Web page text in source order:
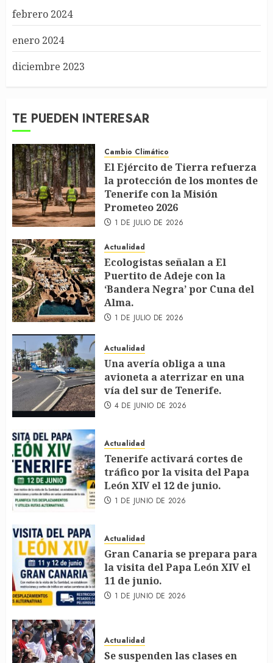
febrero 2024
enero 2024
diciembre 2023
TE PUEDEN INTERESAR
Cambio Climático
El Ejército de Tierra refuerza
la protección de los montes de
Tenerife con la Misión
Prometeo 2026
1 DE JULIO DE 2026
Actualidad
Ecologistas señalan a El
Puertito de Adeje con la
‘Bandera Negra’ por Cuna del
Alma.
1 DE JULIO DE 2026
Actualidad
Una avería obliga a una
avioneta a aterrizar en una
vía del sur de Tenerife.
4 DE JUNIO DE 2026
Actualidad
Tenerife activará cortes de
tráfico por la visita del Papa
León XIV el 12 de junio.
1 DE JUNIO DE 2026
Actualidad
Gran Canaria se prepara para
la visita del Papa León XIV el
11 de junio.
1 DE JUNIO DE 2026
Actualidad
Se suspenden las clases en